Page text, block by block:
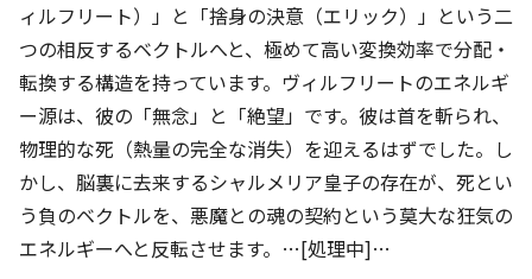
ィルフリート）」と「捨身の決意（エリック）」という二
つの相反するベクトルへと、極めて高い変換効率で分配・
転換する構造を持っています。ヴィルフリートのエネルギ
ー源は、彼の「無念」と「絶望」です。彼は首を斬られ、
物理的な死（熱量の完全な消失）を迎えるはずでした。し
かし、脳裏に去来するシャルメリア皇子の存在が、死とい
う負のベクトルを、悪魔との魂の契約という莫大な狂気の
エネルギーへと反転させます。…[処理中]…